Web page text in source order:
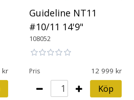
Guideline NT11
#10/11 14'9"
108052
Pris 12 999
Köp